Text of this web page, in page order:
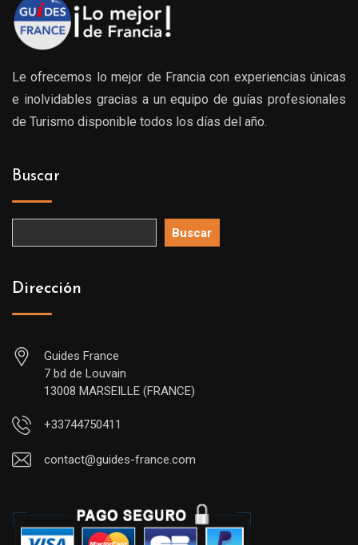
Le ofrecemos lo mejor de Francia con experiencias únicas
e inolvidables gracias a un equipo de guías profesionales
de Turismo disponible todos los días del año.
Buscar
Buscar
Dirección
Guides France
7 bd de Louvain
13008 MARSEILLE (FRANCE)
+33744750411
contact@guides-france.com